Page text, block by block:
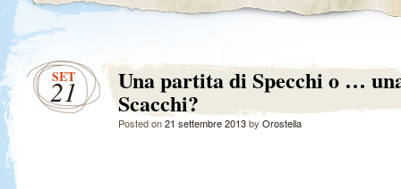
SET
21 Una partita di Specchi o …
Scacchi?
Posted on21 settembre 2013by Orostella